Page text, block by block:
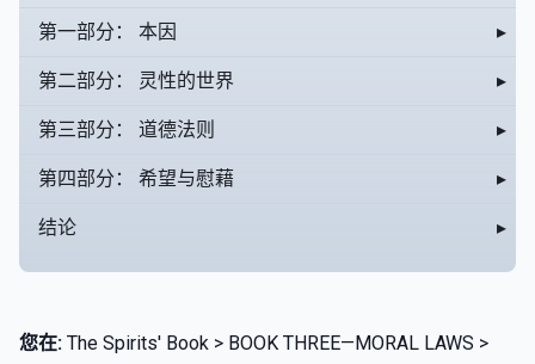
第一部分： 本因 ▸
第二部分： 灵性的世界 ▸
第三部分： 道德法则 ▸
第四部分： 希望与慰藉 ▸
结论 ▸
您在: The Spirits' Book > BOOK THREE—MORAL LAWS >